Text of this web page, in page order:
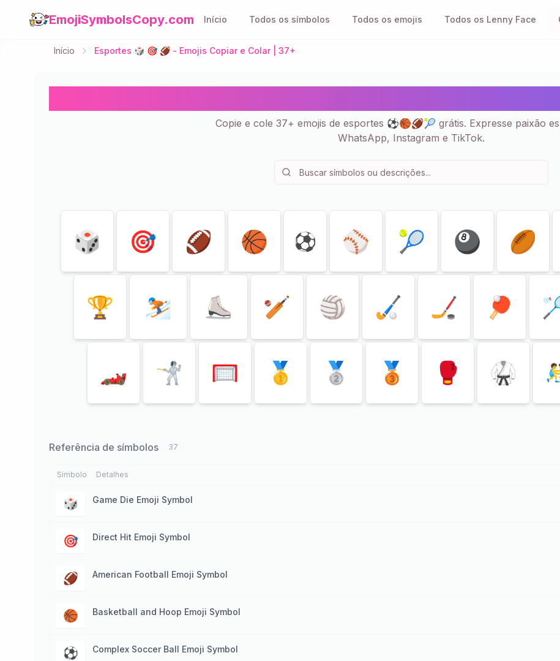
EmojiSymbolsCopy.com Início Todos os símbolos Todos os emojis Todos os Lenny Face
Início Esportes 🎲 🎯 🏈 - Emojis Copiar e Colar | 37+
Copie e cole 37+ emojis de esportes ⚽🏀🏈🎾 grátis. Expresse paixão
WhatsApp, Instagram e TikTok.
🎲 🎯 🏈 🏀 ️⚽️ ⚾️ 🎾 🎱 🏉
🏆 ⛷ ⛸ 🏏 🏐 🏑 🏒 🏓
🏎 🤺 🥅 🥇 🥈 🥉 🥊 🥋
Referência de símbolos 37
Símbolo Detalhes
🎲 Game Die Emoji Symbol
🎯 Direct Hit Emoji Symbol
🏈 American Football Emoji Symbol
🏀 Basketball and Hoop Emoji Symbol
️⚽️ Complex Soccer Ball Emoji Symbol